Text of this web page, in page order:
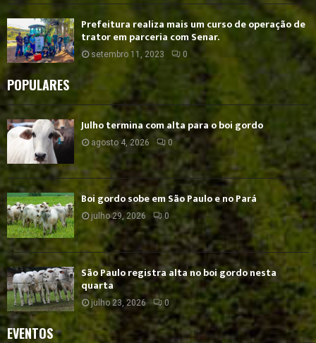
Prefeitura realiza mais um curso de operação de
trator em parceria com Senar.
setembro 11, 2023 0
POPULARES
Julho termina com alta para o boi gordo
agosto 4, 2026 0
Boi gordo sobe em São Paulo e no Pará
julho 29, 2026 0
São Paulo registra alta no boi gordo nesta
quarta
julho 23, 2026 0
EVENTOS